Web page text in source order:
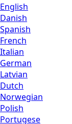
English
Danish
Spanish
French
Italian
German
Latvian
Dutch
Norwegian
Polish
Portugese